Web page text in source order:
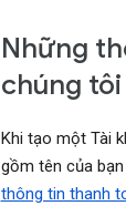
Những
chúng tôi
Khi tạo một Tài
gồm tên của
thông tin thanh